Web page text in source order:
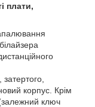
плати,
корпус. Крім
ключ